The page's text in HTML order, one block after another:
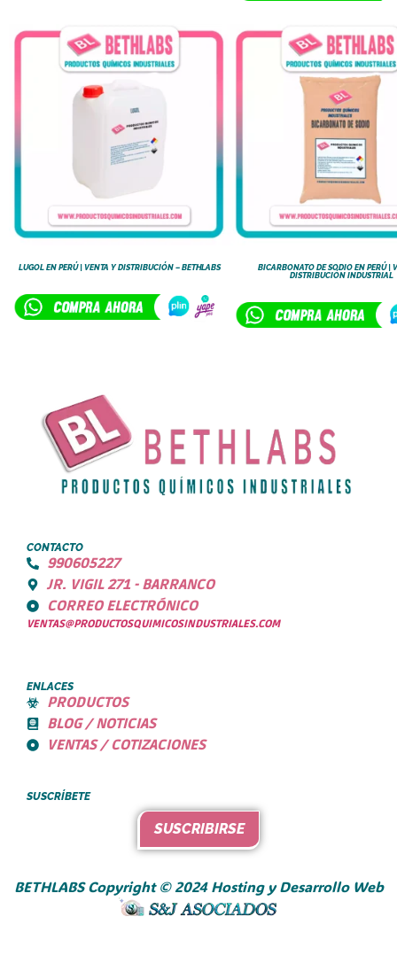
LUGOL EN PERÚ | VENTA Y DISTRIBUCIÓN – BETHLABS
BICARBONATO DE SODIO EN PERÚ |
DISTRIBUCIÓN INDUSTRIAL
CONTACTO
990605227
JR. VIGIL 271 - BARRANCO
CORREO ELECTRÓNICO
VENTAS@PRODUCTOSQUIMICOSINDUSTRIALES.COM
ENLACES
PRODUCTOS
BLOG / NOTICIAS
VENTAS / COTIZACIONES
SUSCRÍBETE
SUSCRIBIRSE
BETHLABS Copyright © 2024 Hosting y Desarrollo Web